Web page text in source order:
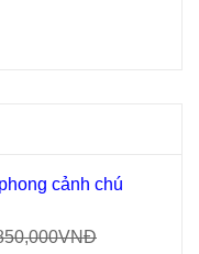
cảnh chú
VNĐ